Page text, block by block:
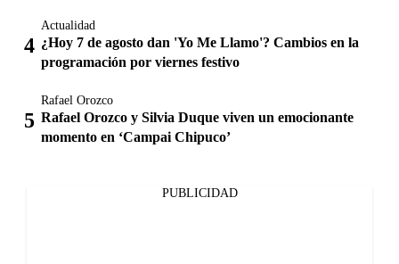
Actualidad
¿Hoy 7 de agosto dan 'Yo Me Llamo'? Cambios en la
programación por viernes festivo
Rafael Orozco
Rafael Orozco y Silvia Duque viven un emocionante
momento en ‘Campai Chipuco’
PUBLICIDAD